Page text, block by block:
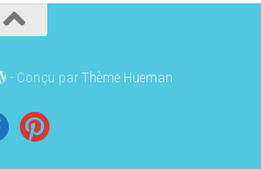
- Conçu parThème Hueman